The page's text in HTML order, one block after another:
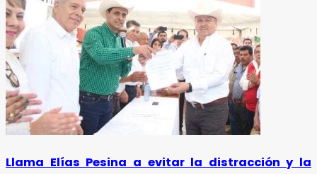
Llama Elías Pesina a evitar la distracción y la